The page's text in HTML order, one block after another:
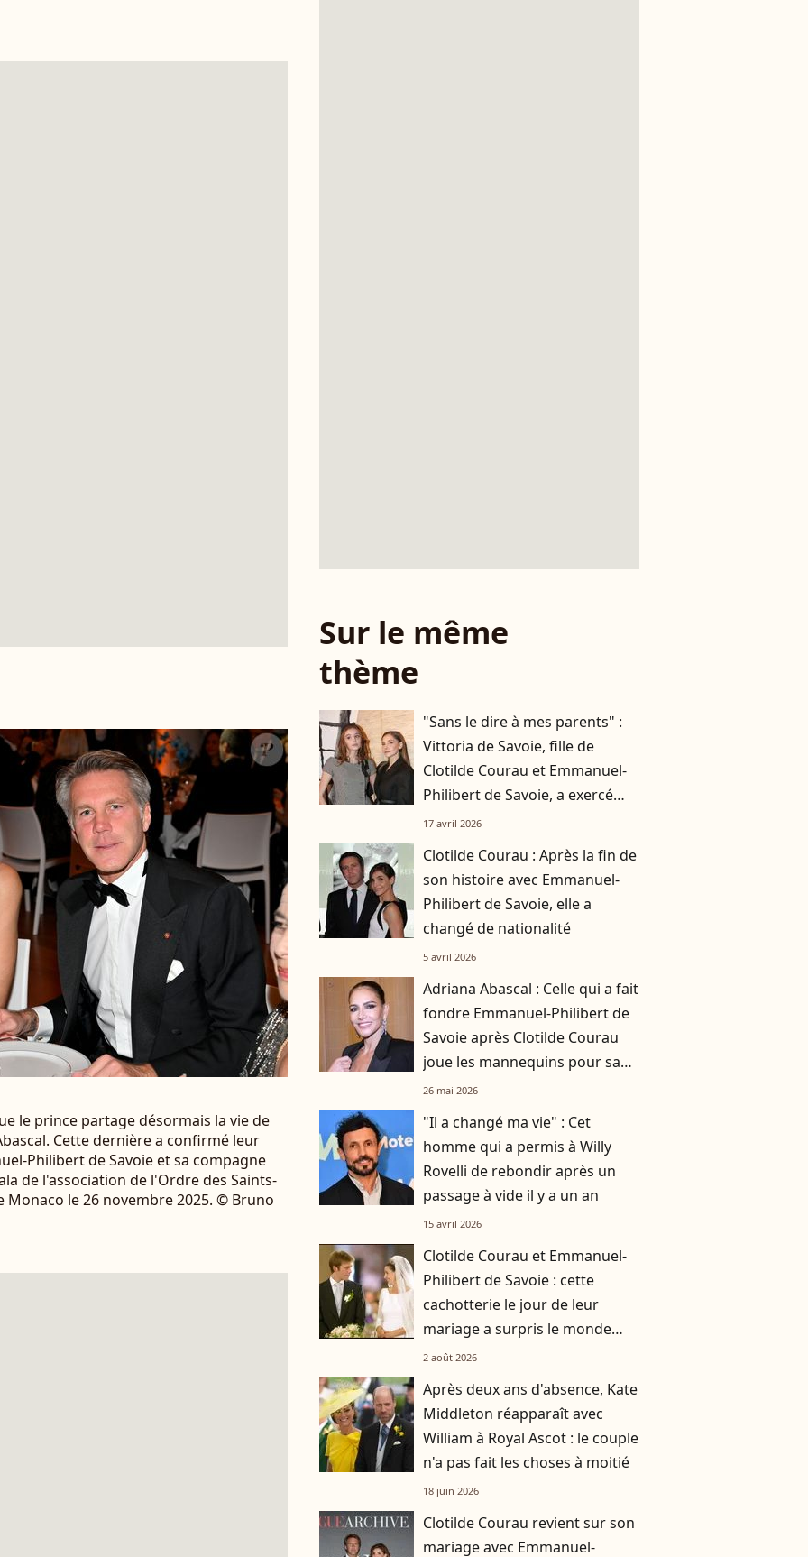
le prince partage désormais la vie de
Cette dernière a confirmé leur
Philibert de Savoie et sa compagne
de l'association de l'Ordre des Saints-
Monaco le 26 novembre 2025. © Bruno
Sur le même
thème
"Sans le dire à mes parents" :
Vittoria de Savoie, fille de
Clotilde Courau et Emmanuel-
Philibert de Savoie, a exercé
plusieurs métiers incognito
17 avril 2026
Clotilde Courau : Après la fin de
son histoire avec Emmanuel-
Philibert de Savoie, elle a
changé de nationalité
5 avril 2026
Adriana Abascal : Celle qui a fait
fondre Emmanuel-Philibert de
Savoie après Clotilde Courau
joue les mannequins pour sa
propre marque
26 mai 2026
"Il a changé ma vie" : Cet
homme qui a permis à Willy
Rovelli de rebondir après un
passage à vide il y a un an
15 avril 2026
Clotilde Courau et Emmanuel-
Philibert de Savoie : cette
cachotterie le jour de leur
mariage a surpris le monde
entier
2 août 2026
Après deux ans d'absence, Kate
Middleton réapparaît avec
William à Royal Ascot : le couple
n'a pas fait les choses à moitié
18 juin 2026
Clotilde Courau revient sur son
mariage avec Emmanuel-